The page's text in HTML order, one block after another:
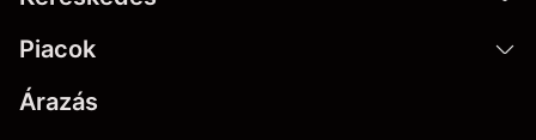
Piacok
Árazás